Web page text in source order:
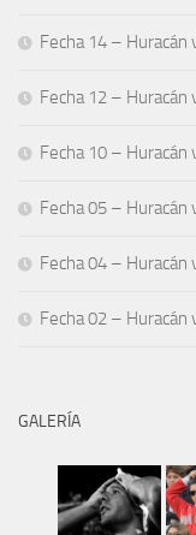
Fecha 14 – Huracán
Fecha 12 – Huracán
Fecha 10 – Huracán
Fecha 05 – Huracán
Fecha 04 – Huracán
Fecha 02 –
GALERÍA